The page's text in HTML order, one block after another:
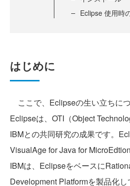
Eclipse 使用時
はじめに
ここで、Eclipseの生い立ちに
Eclipseは、OTI（Object
IBMとの共同研究の成果です。
VisualAge for Java for
IBMは、Eclipseをベースに
Development Platformを製品化し